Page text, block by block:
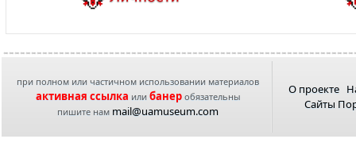
при полном или частичном использовании материалов
активная ссылка или банеробязательны
пишите нам mail@uamuseum.com
О проекте
Сайты